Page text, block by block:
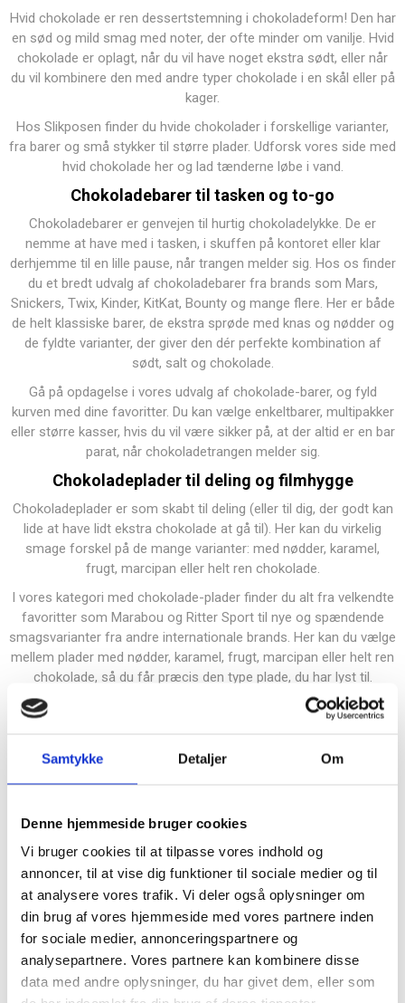
Samtykke Detaljer Om
Denne hjemmeside bruger cookies
Vi bruger cookies til at tilpasse vores indhold og
annoncer, til at vise dig funktioner til sociale medier og til
at analysere vores trafik. Vi deler også oplysninger om
din brug af vores hjemmeside med vores partnere inden
for sociale medier, annonceringspartnere og
analysepartnere. Vores partnere kan kombinere disse
data med andre oplysninger, du har givet dem, eller som
Hvid chokolade er ren dessertstemning i chokoladeform! Den har
en sød og mild smag med noter, der ofte minder om vanilje. Hvid
chokolade er oplagt, når du vil have noget ekstra sødt, eller når
du vil kombinere den med andre typer chokolade i en skål eller på
kager.
Hos Slikposen finder du hvide chokolader i forskellige varianter,
fra barer og små stykker til større plader. Udforsk vores side med
hvid chokolade herog lad tænderne løbe i vand.
Chokoladebarer til tasken og to-go
Chokoladebarer er genvejen til hurtig chokoladelykke. De er
nemme at have med i tasken, i skuffen på kontoret eller klar
derhjemme til en lille pause, når trangen melder sig. Hos os finder
du et bredt udvalg af chokoladebarer fra brands som Mars,
Snickers, Twix, Kinder, KitKat, Bounty og mange flere. Her er både
de helt klassiske barer, de ekstra sprøde med knas og nødder og
de fyldte varianter, der giver den dér perfekte kombination af
sødt, salt og chokolade.
Gå på opdagelse i vores udvalg af chokolade-barer, og fyld
kurven med dine favoritter. Du kan vælge enkeltbarer, multipakker
eller større kasser, hvis du vil være sikker på, at der altid er en bar
parat, når chokoladetrangen melder sig.
Chokoladeplader til deling og filmhygge
Chokoladeplader er som skabt til deling (eller til dig, der godt kan
lide at have lidt ekstra chokolade at gå til). Her kan du virkelig
smage forskel på de mange varianter: med nødder, karamel,
frugt, marcipan eller helt ren chokolade.
I vores kategori med chokolade-pladerfinder du alt fra velkendte
favoritter som Marabou og Ritter Sport til nye og spændende
smagsvarianter fra andre internationale brands. Her kan du vælge
mellem plader med nødder, karamel, frugt, marcipan eller helt ren
chokolade, så du får præcis den type plade, du har lyst til.
Chokoladeoplevelser til hverdag og fest
stemning. Det er pladen på sofabordet, æsken på kontoret, et lille
hyggen kalder.
Når du blander chokolade, kan du lege med forskellige smage og
teksturer, så skålen eller gaveposen bliver sjovere at gå på
opdagelse i. Den bløde sødme fra mælkechokolade, intensiteten
fra mørke varianter og den ekstra dessertfornemmelse fra hvid
chokolade giver en skøn kombination, hvor alle kan finde en
favorit.
FAQ om chokolade